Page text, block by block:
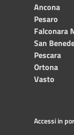
Ancona
Pesaro
Falconara
San
Pescara
Ortona
Vasto
Accessi in